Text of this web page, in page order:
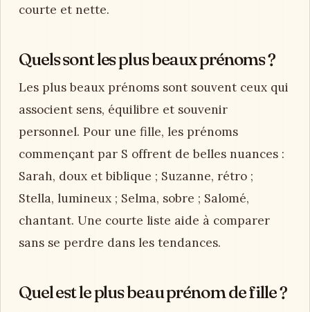
courte et nette.
Quels sont les plus beaux prénoms ?
Les plus beaux prénoms sont souvent ceux qui
associent sens, équilibre et souvenir
personnel. Pour une fille, les prénoms
commençant par S offrent de belles nuances :
Sarah, doux et biblique ; Suzanne, rétro ;
Stella, lumineux ; Selma, sobre ; Salomé,
chantant. Une courte liste aide à comparer
sans se perdre dans les tendances.
Quel est le plus beau prénom de fille ?